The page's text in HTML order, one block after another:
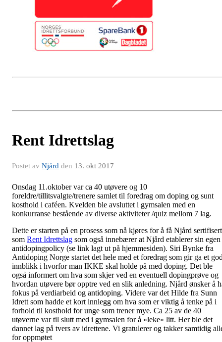
Rent Idrettslag
Postet av Njård den 13. okt 2017
Onsdag 11.oktober var ca 40 utøvere og 10
foreldre/tillitsvalgte/trenere samlet til foredrag om doping og sunt
kosthold i caféen. Kvelden ble avsluttet i gymsalen med en
konkurranse bestående av diverse aktiviteter /quiz mellom 7 lag.
Dette er starten på en prosess som nå kjøres for å få Njård sertifisert
som Rent Idrettslag som også innebærer at Njård etablerer sin egen
antidopingpolicy (se link lagt ut på hjemmesiden). Siri Bynke fra
Antidoping Norge startet det hele med et foredrag som gir ga et
innblikk i hvorfor man IKKE skal holde på med doping. Det ble
også informert om hva som skjer ved en eventuell dopingprøve og
hvordan utøvere bør opptre ved en slik anledning. Njård ønsker å
fokus på verdiarbeid og antidoping. Videre var det Hilde fra Sunn
Idrett som hadde et kort innlegg om hva som er viktig å tenke på i
forhold til kosthold for unge som trener mye. Ca 25 av de 40
utøverne var til slutt med i gymsalen for å «leke» litt. Her ble det
dannet lag på tvers av idrettene. Vi gratulerer og takker samtidig
for oppmøtet